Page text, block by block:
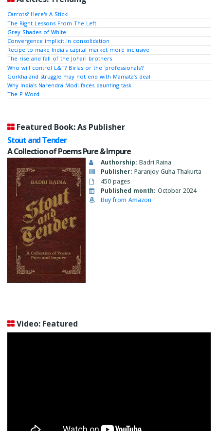
Carrots? Here's A Stick!
The Right Lessons From The Left
Grey Shades of White
Convergence implicit in consolidation
Recipe to make India's capital market more inclusive
The rise and fall of the Johari brothers
Who will control L&T? Birlas or the 'professionals'?
Gorkhaland struggle may not end with Mamata’s deal
Why India's Narendra Modi faces daunting task
The P Word
Featured Book: As Publisher
Stout and Tender
A Collection of Poems Pure & Impure
Authorship: Badri Raina
Publisher: Paranjoy Guha Thakurta
450 pages
Published month: October 2024
Buy from Amazon
Video: Featured